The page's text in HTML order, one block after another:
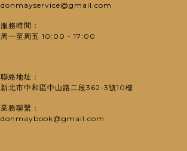
donmayservice@gmail.com
服務時間：
周一至周五 10:00 - 17:00
聯絡地址：
新北市中和區中山路二段362-3號10樓
業務聯繫：
donmaybook@gmail.com